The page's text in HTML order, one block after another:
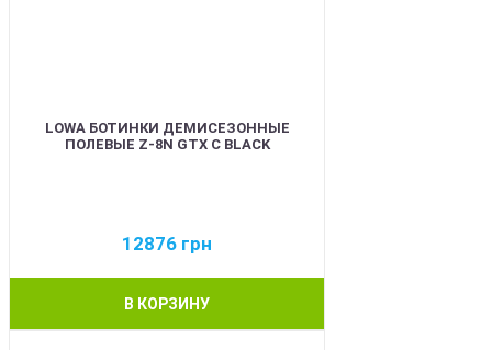
LOWA БОТИНКИ ДЕМИСЕЗОННЫЕ
ПОЛЕВЫЕ Z-8N GTX C BLACK
12876 грн
В КОРЗИНУ